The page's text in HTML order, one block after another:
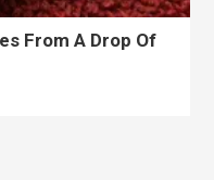
From A Drop Of